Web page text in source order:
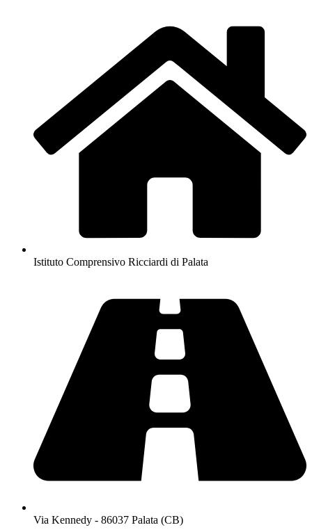
Istituto Comprensivo Ricciardi di Palata
Via Kennedy - 86037 Palata (CB)